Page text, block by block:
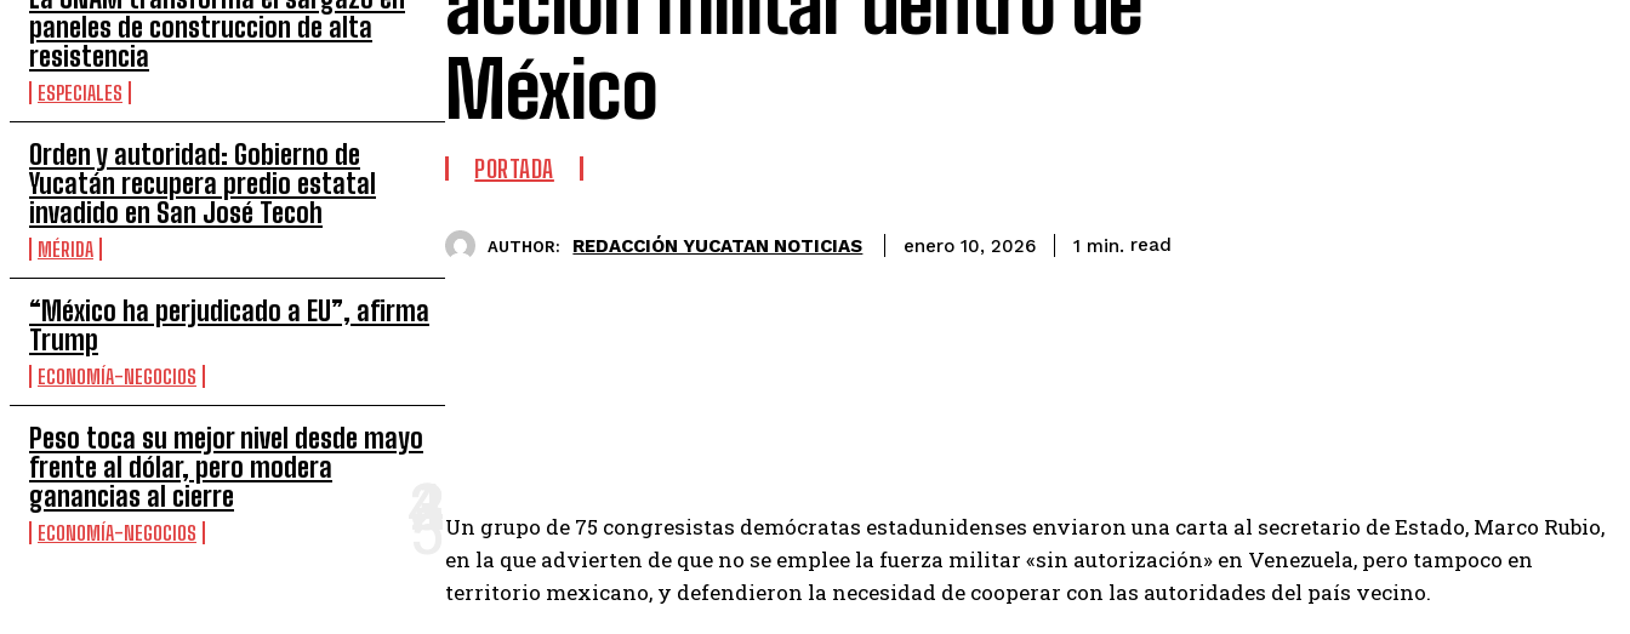
paneles de construccion de alta
resistencia
ESPECIALES
Orden y autoridad: Gobierno de
Yucatán recupera predio estatal
invadido en San José Tecoh
MÉRIDA
“México ha perjudicado a EU”, afirma
Trump
ECONOMÍA-NEGOCIOS
Peso toca su mejor nivel desde mayo
frente al dólar, pero modera
ganancias al cierre
ECONOMÍA-NEGOCIOS
México
PORTADA
AUTHOR: REDACCIÓN YUCATAN NOTICIAS enero 10, 2026 1 min. read
Un grupo de 75 congresistas demócratas estadunidenses enviaron una carta al secretario de Estado, Marco Rubio,
en la que advierten de que no se emplee la fuerza militar «sin autorización» en Venezuela, pero tampoco en
territorio mexicano, y defendieron la necesidad de cooperar con las autoridades del país vecino.